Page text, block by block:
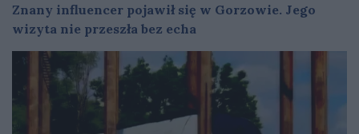
Znany influencer pojawił się w Gorzowie. Jego
wizyta nie przeszła bez echa